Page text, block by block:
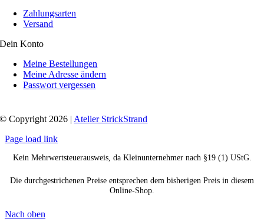
Zahlungsarten
Versand
Dein Konto
Meine Bestellungen
Meine Adresse ändern
Passwort vergessen
© Copyright 2026 | Atelier StrickStrand
Page load link
Kein Mehrwertsteuerausweis, da Kleinunternehmer nach §19 (1) UStG.
Die durchgestrichenen Preise entsprechen dem bisherigen Preis in diesem
Online-Shop.
Nach oben